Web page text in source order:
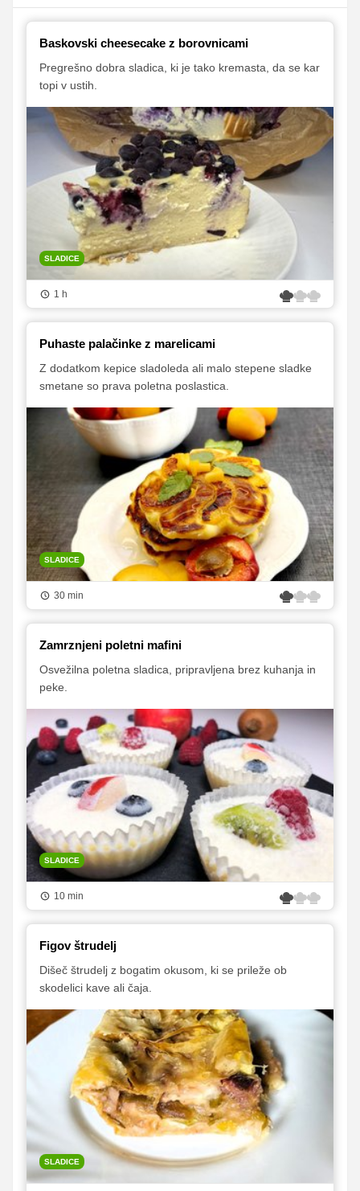
Baskovski cheesecake z borovnicami
Pregrešno dobra sladica, ki je tako kremasta, da se kar
topi v ustih.
SLADICE
1 h
Puhaste palačinke z marelicami
Z dodatkom kepice sladoleda ali malo stepene sladke
smetane so prava poletna poslastica.
SLADICE
30 min
Zamrznjeni poletni mafini
Osvežilna poletna sladica, pripravljena brez kuhanja in
peke.
SLADICE
10 min
Figov štrudelj
Dišeč štrudelj z bogatim okusom, ki se prileže ob
skodelici kave ali čaja.
SLADICE